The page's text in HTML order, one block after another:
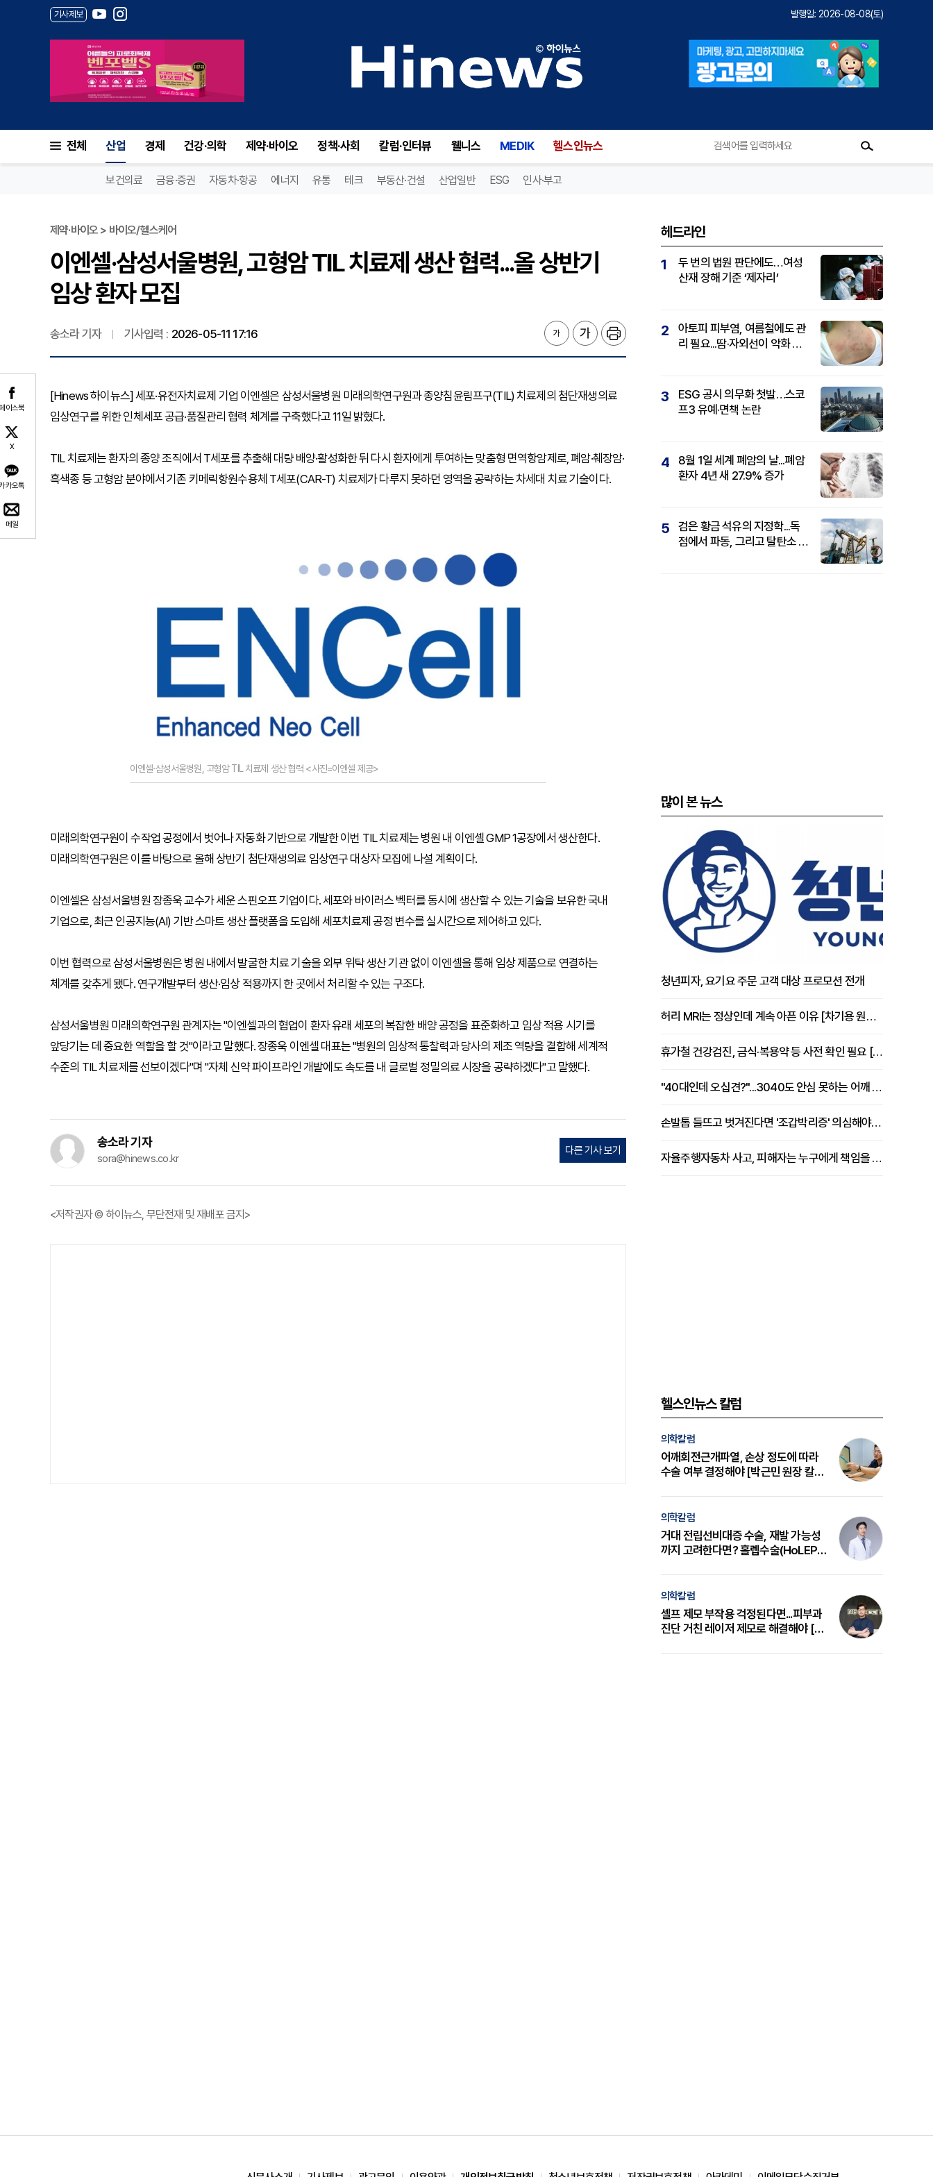
기사제보 발행일: 2026-08-08(토)
전체 산업 경제 건강·의학 제약·바이오 정책·사회 칼럼·인터뷰 웰니스 MEDIK 헬스인뉴스
보건의료 금융·증권 자동차·항공 에너지 유통 테크 부동산·건설 산업일반 ESG 인사·부고
이스북
X
카오톡
메일
제약·바이오 > 바이오/헬스케어
이엔셀·삼성서울병원, 고형암 TIL 치료제 생산 협력...올 상반기
임상 환자 모집
송소라 기자 기사입력 : 2026-05-11 17:16
[Hinews 하이뉴스] 세포·유전자치료제 기업 이엔셀은 삼성서울병원 미래의학연구원과 종양침윤림프구(TIL) 치료제의 첨단재생의료
임상연구를 위한 인체세포 공급·품질관리 협력 체계를 구축했다고 11일 밝혔다.
TIL 치료제는 환자의 종양 조직에서 T세포를 추출해 대량 배양·활성화한 뒤 다시 환자에게 투여하는 맞춤형 면역항암제로, 폐암·췌장암·
흑색종 등 고형암 분야에서 기존 키메릭항원수용체 T세포(CAR-T) 치료제가 다루지 못하던 영역을 공략하는 차세대 치료 기술이다.
이엔셀·삼성서울병원, 고형암 TIL 치료제 생산 협력 <사진=이엔셀 제공>
미래의학연구원이 수작업 공정에서 벗어나 자동화 기반으로 개발한 이번 TIL 치료제는 병원 내 이엔셀 GMP 1공장에서 생산한다.
미래의학연구원은 이를 바탕으로 올해 상반기 첨단재생의료 임상연구 대상자 모집에 나설 계획이다.
이엔셀은 삼성서울병원 장종욱 교수가 세운 스핀오프 기업이다. 세포와 바이러스 벡터를 동시에 생산할 수 있는 기술을 보유한 국내
기업으로, 최근 인공지능(AI) 기반 스마트 생산 플랫폼을 도입해 세포치료제 공정 변수를 실시간으로 제어하고 있다.
이번 협력으로 삼성서울병원은 병원 내에서 발굴한 치료 기술을 외부 위탁 생산 기관 없이 이엔셀을 통해 임상 제품으로 연결하는
체계를 갖추게 됐다. 연구개발부터 생산·임상 적용까지 한 곳에서 처리할 수 있는 구조다.
삼성서울병원 미래의학연구원 관계자는 "이엔셀과의 협업이 환자 유래 세포의 복잡한 배양 공정을 표준화하고 임상 적용 시기를
앞당기는 데 중요한 역할을 할 것"이라고 말했다. 장종욱 이엔셀 대표는 "병원의 임상적 통찰력과 당사의 제조 역량을 결합해 세계적
수준의 TIL 치료제를 선보이겠다"며 "자체 신약 파이프라인 개발에도 속도를 내 글로벌 정밀의료 시장을 공략하겠다"고 말했다.
송소라 기자
sora@hinews.co.kr
다른 기사 보기
<저작권자 © 하이뉴스, 무단전재 및 재배포 금지>
헤드라인
1
두 번의 법원 판단에도…여성
산재 장해 기준 ‘제자리’
2
아토피 피부염, 여름철에도 관
리 필요...땀·자외선이 악화 요
3
ESG 공시 의무화 첫발…스코
프3 유예·면책 논란
4
8월 1일 세계 폐암의 날...폐암
환자 4년 새 27.9% 증가
5
검은 황금 석유의 지정학...독
점에서 파동, 그리고 탈탄소 패
많이 본 뉴스
청년피자, 요기요 주문 고객 대상 프로모션 전개
허리 MRI는 정상인데 계속 아픈 이유 [차기용 원장 칼럼]
휴가철 건강검진, 금식·복용약 등 사전 확인 필요 [정도감 원장 칼럼]
"40대인데 오십견?"...3040도 안심 못하는 어깨 유착성 관절낭염
손발톱 들뜨고 벗겨진다면 '조갑박리증' 의심해야 [김철윤 원장 칼럼]
자율주행자동차 사고, 피해자는 누구에게 책임을 물을 수 있을까
헬스인뉴스 칼럼
의학칼럼
어깨회전근개파열, 손상 정도에 따라
수술 여부 결정해야 [박근민 원장 칼
의학칼럼
거대 전립선비대증 수술, 재발 가능성
까지 고려한다면? 홀렙수술(HoLEP)
의학칼럼
셀프 제모 부작용 걱정된다면...피부과
진단 거친 레이저 제모로 해결해야 [변